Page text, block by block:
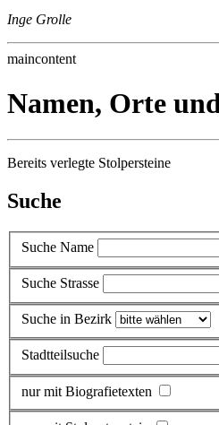
Inge Grolle
maincontent
Namen, Orte
Bereits verlegte Stolpersteine
Suche
Suche Name
Suche Strasse
Suche in Bezirk
Stadtteilsuche
nur mit Biografietexten